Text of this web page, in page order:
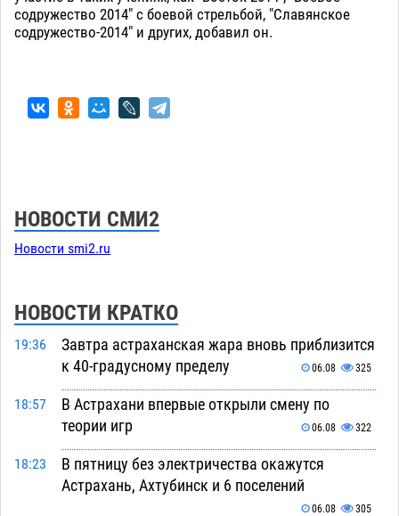
содружество 2014" с боевой стрельбой, "Славянское
содружество-2014" и других, добавил он.
НОВОСТИ СМИ2
Новости smi2.ru
НОВОСТИ КРАТКО
19:36
Завтра астраханская жара вновь приблизится
к 40-градусному пределу
06.08 325
18:57
В Астрахани впервые открыли смену по
теории игр
06.08 322
18:23
В пятницу без электричества окажутся
Астрахань, Ахтубинск и 6 поселений
06.08 305